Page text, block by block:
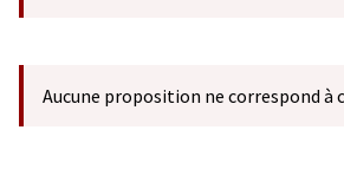
Aucune proposition ne correspond à